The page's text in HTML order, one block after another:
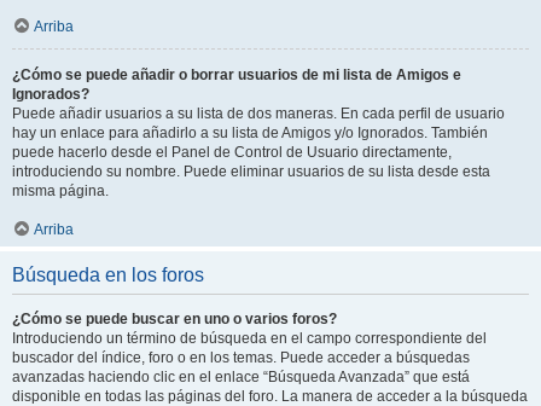
Arriba
¿Cómo se puede añadir o borrar usuarios de mi lista de Amigos e
Ignorados?
Puede añadir usuarios a su lista de dos maneras. En cada perfil de usuario
hay un enlace para añadirlo a su lista de Amigos y/o Ignorados. También
puede hacerlo desde el Panel de Control de Usuario directamente,
introduciendo su nombre. Puede eliminar usuarios de su lista desde esta
misma página.
Arriba
Búsqueda en los foros
¿Cómo se puede buscar en uno o varios foros?
Introduciendo un término de búsqueda en el campo correspondiente del
buscador del índice, foro o en los temas. Puede acceder a búsquedas
avanzadas haciendo clic en el enlace “Búsqueda Avanzada” que está
disponible en todas las páginas del foro. La manera de acceder a la búsqueda